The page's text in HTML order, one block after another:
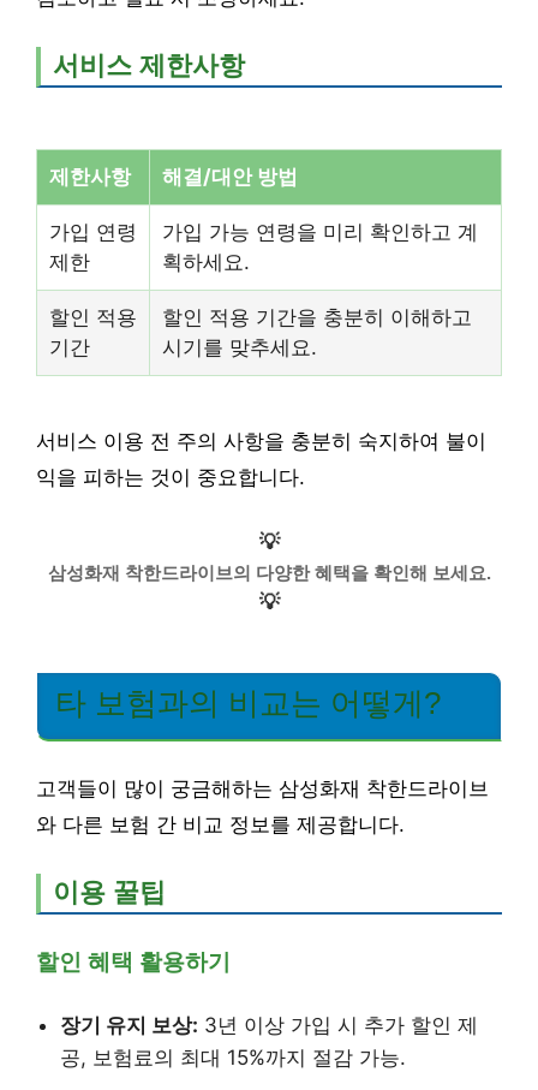
서비스 제한사항
제한사항 해결/대안 방법
가입 연령
제한
가입 가능 연령을 미리 확인하고 계
획하세요.
할인 적용
기간
할인 적용 기간을 충분히 이해하고
시기를 맞추세요.
서비스 이용 전 주의 사항을 충분히 숙지하여 불이
익을 피하는 것이 중요합니다.
💡
삼성화재 착한드라이브의 다양한 혜택을 확인해 보세요.
💡
타 보험과의 비교는 어떻게?
고객들이 많이 궁금해하는 삼성화재 착한드라이브
와 다른 보험 간 비교 정보를 제공합니다.
이용 꿀팁
할인 혜택 활용하기
장기 유지 보상: 3년 이상 가입 시 추가 할인 제
공, 보험료의 최대 15%까지 절감 가능.